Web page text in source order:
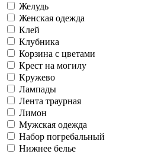
Желудь
Женская одежда
Клей
Клубника
Корзина с цветами
Крест на могилу
Кружево
Лампады
Лента траурная
Лимон
Мужская одежда
Набор погребальный
Нижнее белье